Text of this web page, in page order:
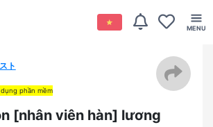
ト
phần mềm
[nhân viên hàn] lương